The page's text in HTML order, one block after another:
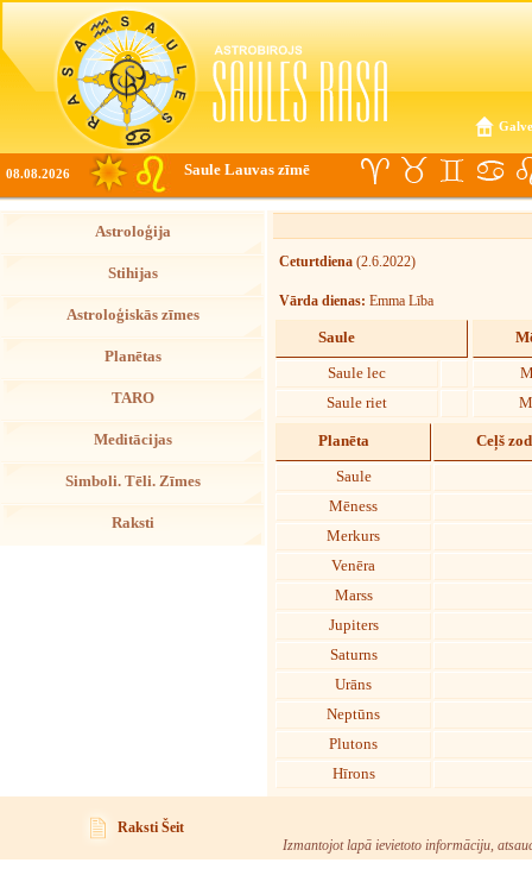
08.08.2026 Saule Lauvas zīmē
Astroloģija
Stihijas
Astroloģiskās zīmes
Planētas
TARO
Meditācijas
Simboli. Tēli. Zīmes
Raksti
Ceturtdiena (2.6.2022)
Vārda dienas: Emma Lība
Saule
Saule lec
Saule riet
Planēta Ceļš
Saule
Mēness
Merkurs
Venēra
Marss
Jupiters
Saturns
Urāns
Neptūns
Plutons
Hīrons
Raksti Šeit
Izmantojot lapā ievietoto informāciju,